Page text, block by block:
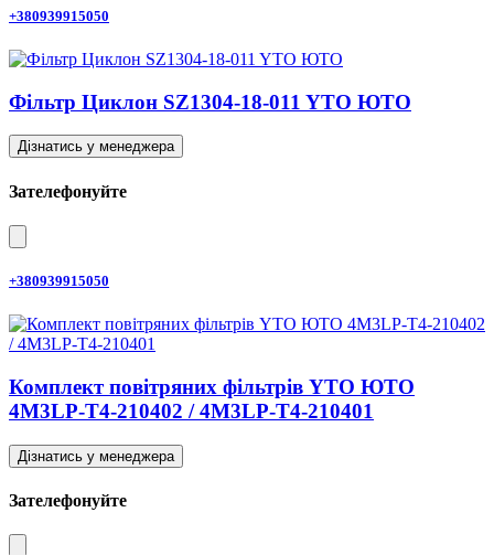
+380939915050
Фільтр Циклон SZ1304-18-011 YTO ЮТО
Дізнатись у менеджера
Зателефонуйте
+380939915050
Комплект повітряних фільтрів YTO ЮТО
4M3LP-T4-210402 / 4M3LP-T4-210401
Дізнатись у менеджера
Зателефонуйте